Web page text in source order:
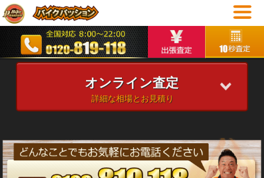
オンライン査定
詳細な相場とお見積り